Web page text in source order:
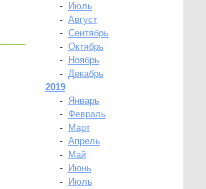
-
Июль
- Август
- Сентябрь
- Октябрь
-
Ноябрь
- Декабрь
2019
-
Январь
- Февраль
-
Март
- Апрель
-
Май
-
Июнь
-
Июль